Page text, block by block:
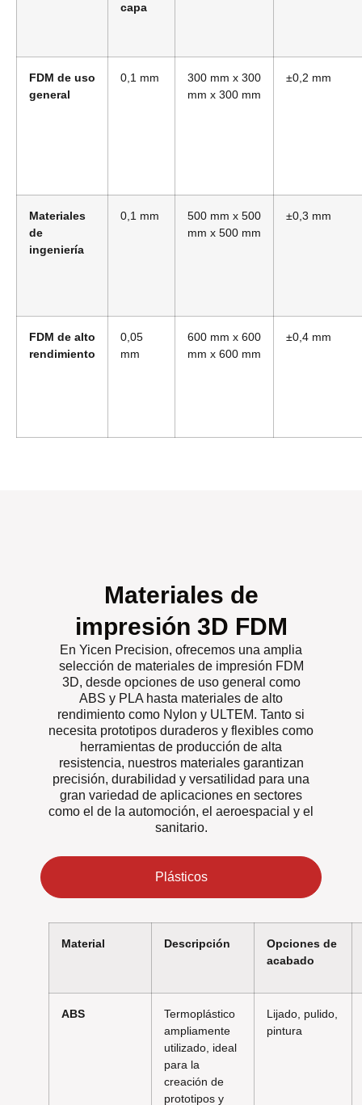
capa
FDM de uso
general
0,1 mm
300 mm x 300
mm x 300 mm
±0,2 mm
Materiales
de
ingeniería
0,1 mm
500 mm x 500
mm x 500 mm
±0,3 mm
FDM de alto
rendimiento
0,05
mm
600 mm x 600
mm x 600 mm
±0,4 mm
Materiales de
impresión 3D FDM
En Yicen Precision, ofrecemos una amplia
selección de materiales de impresión FDM
3D, desde opciones de uso general como
ABS y PLA hasta materiales de alto
rendimiento como Nylon y ULTEM. Tanto si
necesita prototipos duraderos y flexibles como
herramientas de producción de alta
resistencia, nuestros materiales garantizan
precisión, durabilidad y versatilidad para una
gran variedad de aplicaciones en sectores
como el de la automoción, el aeroespacial y el
sanitario.
Plásticos
Material Descripción
Opciones de
acabado
ABS
Termoplástico
ampliamente
utilizado, ideal
para la
creación de
prototipos y
Lijado, pulido,
pintura